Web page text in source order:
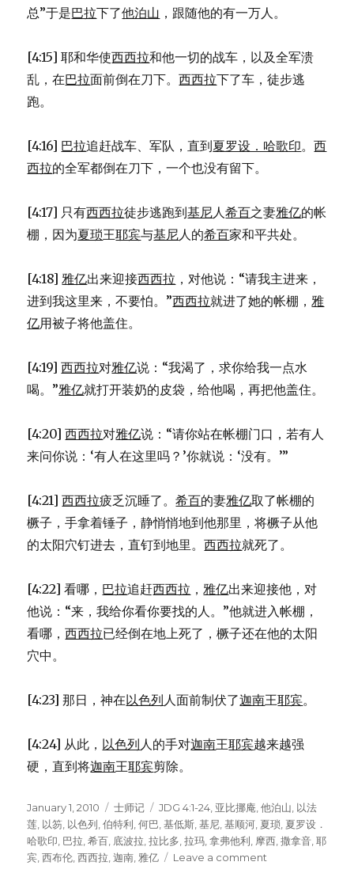
总”于是巴拉下了他泊山 ，跟随他的有一万人。
[4:15] 耶和华使西西拉和他一切的战车，以及全军溃
乱，在巴拉面前倒在刀下。西西拉下了车，徒步逃
跑。
[4:16] 巴拉追赶战车、军队，直到夏罗设．哈歌印。西
西拉的全军都倒在刀下，一个也没有留下。
[4:17] 只有西西拉徒步逃跑到基尼人希百之妻雅亿的帐
棚，因为夏琐王耶宾与基尼人的希百家和平共处。
[4:18]雅亿出来迎接西西拉 ，对他说：“请我主进来，
进到我这里来，不要怕。”西西拉就进了她的帐棚，雅
亿用被子将他盖住。
[4:19]西西拉对雅亿说：“我渴了，求你给我一点水
喝。”雅亿就打开装奶的皮袋，给他喝，再把他盖住。
[4:20]西西拉对雅亿说：“请你站在帐棚门口，若有人
来问你说：‘有人在这里吗？’你就说：‘没有。’”
[4:21]西西拉疲乏沉睡了。希百的妻雅亿取了帐棚的
橛子，手拿着锤子，静悄悄地到他那里，将橛子从他
的太阳穴钉进去，直钉到地里。西西拉就死了。
[4:22] 看哪， 巴拉追赶西西拉 ，雅亿出来迎接他，对
他说：“来，我给你看你要找的人。”他就进入帐棚，
看哪，西西拉已经倒在地上死了，橛子还在他的太阳
穴中。
[4:23] 那日，神在以色列人面前制伏了迦南王耶宾。
[4:24] 从此， 以色列人的手对迦南王耶宾越来越强
硬，直到将迦南王耶宾剪除。
Posted
on
January 1, 2010 Categories
士师记 Tags
JDG 4:1-24 亚比挪庵 ,他泊山 以法
莲 以笏 以色列 ,伯特利 ,何巴 ,基低斯 ,基尼 ,基顺河 夏琐 夏罗设．
哈歌印 巴拉 ,希百 底波拉 ,拉比多 ,拉玛 ,拿弗他利 摩西 ,撒拿音 ,耶
宾 ,西布伦 ,西西拉 ,迦南 雅亿 Leave a comment